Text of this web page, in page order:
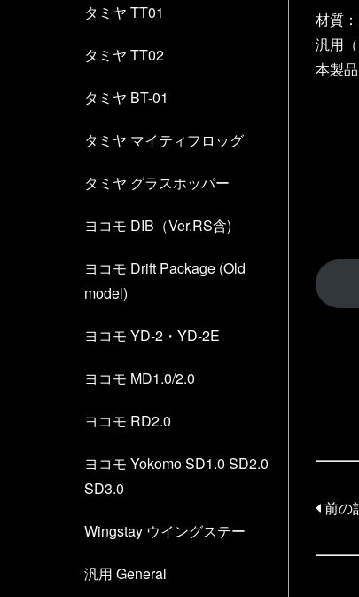
タミヤ TT01
タミヤ TT02
タミヤ BT-01
タミヤ マイティフロッグ
タミヤ グラスホッパー
ヨコモ DIB（Ver.RS含)
ヨコモ Drift Package (Old
model)
ヨコモ YD-2・YD-2E
ヨコモ MD1.0/2.0
ヨコモ RD2.0
ヨコモ Yokomo SD1.0 SD2.0
SD3.0
Wingstay ウイングステー
汎用 General
材質
汎用
本製
前の